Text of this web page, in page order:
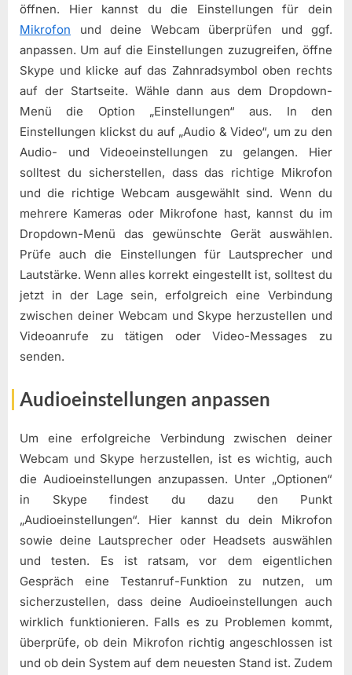
öffnen. Hier kannst du die Einstellungen für dein
Mikrofon und deine Webcam überprüfen und ggf.
anpassen. Um auf die Einstellungen zuzugreifen, öffne
Skype und klicke auf das Zahnradsymbol oben rechts
auf der Startseite. Wähle dann aus dem Dropdown-
Menü die Option „Einstellungen“ aus. In den
Einstellungen klickst du auf „Audio & Video“, um zu den
Audio- und Videoeinstellungen zu gelangen. Hier
solltest du sicherstellen, dass das richtige Mikrofon
und die richtige Webcam ausgewählt sind. Wenn du
mehrere Kameras oder Mikrofone hast, kannst du im
Dropdown-Menü das gewünschte Gerät auswählen.
Prüfe auch die Einstellungen für Lautsprecher und
Lautstärke. Wenn alles korrekt eingestellt ist, solltest du
jetzt in der Lage sein, erfolgreich eine Verbindung
zwischen deiner Webcam und Skype herzustellen und
Videoanrufe zu tätigen oder Video-Messages zu
senden.
Audioeinstellungen anpassen
Um eine erfolgreiche Verbindung zwischen deiner
Webcam und Skype herzustellen, ist es wichtig, auch
die Audioeinstellungen anzupassen. Unter „Optionen“
in Skype findest du dazu den Punkt
„Audioeinstellungen“. Hier kannst du dein Mikrofon
sowie deine Lautsprecher oder Headsets auswählen
und testen. Es ist ratsam, vor dem eigentlichen
Gespräch eine Testanruf-Funktion zu nutzen, um
sicherzustellen, dass deine Audioeinstellungen auch
wirklich funktionieren. Falls es zu Problemen kommt,
überprüfe, ob dein Mikrofon richtig angeschlossen ist
und ob dein System auf dem neuesten Stand ist. Zudem